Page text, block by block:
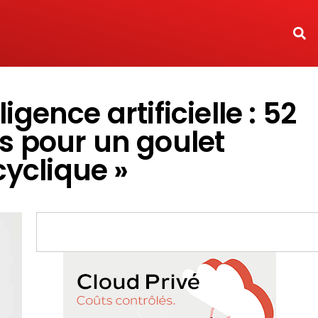
artificielle : 52
pour un goulet
»